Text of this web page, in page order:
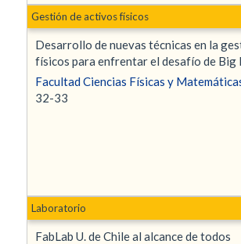
Desarrollo de nuevas técnicas en la
físicos para enfrentar el desafío de Big
Facultad Ciencias Físicas y Matemáticas
32-33
Gestión de activos físicos
FabLab U. de Chile al alcance de todos
Laboratorio